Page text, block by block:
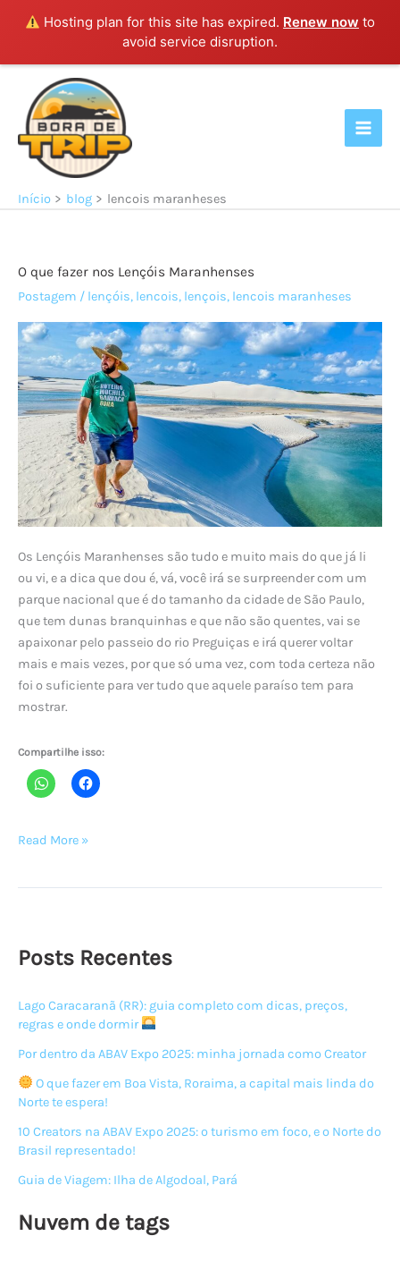
Hosting plan for this site has expired. Renew now to
avoid service disruption.
conteúdo
Início blog lencois maranheses
O que fazer nos Lençóis Maranhenses
Postagem / lençóis, lencois, lençois, lencois maranheses
Os Lençóis Maranhenses são tudo e muito mais do que já li
ou vi, e a dica que dou é, vá, você irá se surpreender com um
parque nacional que é do tamanho da cidade de São Paulo,
que tem dunas branquinhas e que não são quentes, vai se
apaixonar pelo passeio do rio Preguiças e irá querer voltar
mais e mais vezes, por que só uma vez, com toda certeza não
foi o suficiente para ver tudo que aquele paraíso tem para
mostrar.
Compartilhe isso:
O
Maranhenses
Read More »
Posts Recentes
Lago Caracaranã (RR): guia completo com dicas, preços,
regras e onde dormir
Por dentro da ABAV Expo 2025: minha jornada como Creator
O que fazer em Boa Vista, Roraima, a capital mais linda do
Norte te espera!
10 Creators na ABAV Expo 2025: o turismo em foco, e o Norte do
Brasil representado!
Guia de Viagem: Ilha de Algodoal, Pará
Nuvem de tags